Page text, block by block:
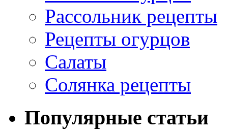
Рассольник рецепты
Рецепты огурцов
Салаты
Солянка рецепты
Популярные статьи